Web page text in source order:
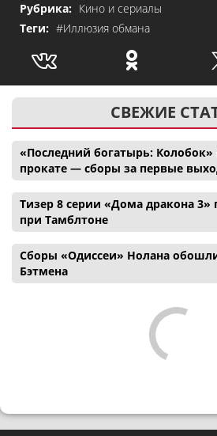
Рубрика: Кино и сериалы
Теги: #Иллюзия обмана
СВЕЖИЕ
«Последний богатырь: Колобок»
прокате — сборы за первые
Тизер 8 серии «Дома дракона 3»
при Тамблтоне
Сборы «Одиссеи» Нолана
Бэтмена